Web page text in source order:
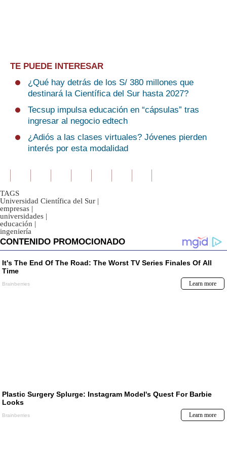
TE PUEDE INTERESAR
¿Qué hay detrás de los S/ 380 millones que
destinará la Científica del Sur hasta 2027?
Tecsup impulsa educación en “cápsulas” tras
ingresar al negocio edtech
¿Adiós a las clases virtuales? Jóvenes pierden
interés por esta modalidad
TAGS
Universidad Científica del Sur |
empresas |
universidades |
educación |
ingeniería